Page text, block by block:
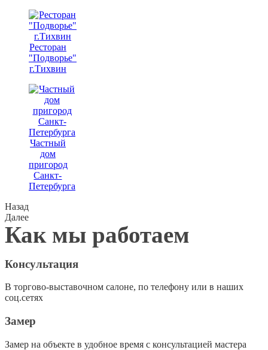
Ресторан
"Подворье"
г.Тихвин
Частный
дом
пригород
Санкт-
Петербурга
Назад
Далее
Как мы работаем
Консультация
В торгово-выставочном салоне, по телефону или в наших
соц.сетях
Замер
Замер на объекте в удобное время с консультацией мастера